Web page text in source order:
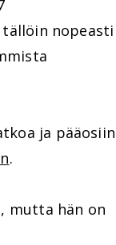
nopeasti
ja pääosiin
.
mutta hän on